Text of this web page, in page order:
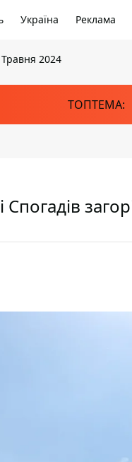
Україна Реклама
2024
ТОПТЕМА:
Спогадів